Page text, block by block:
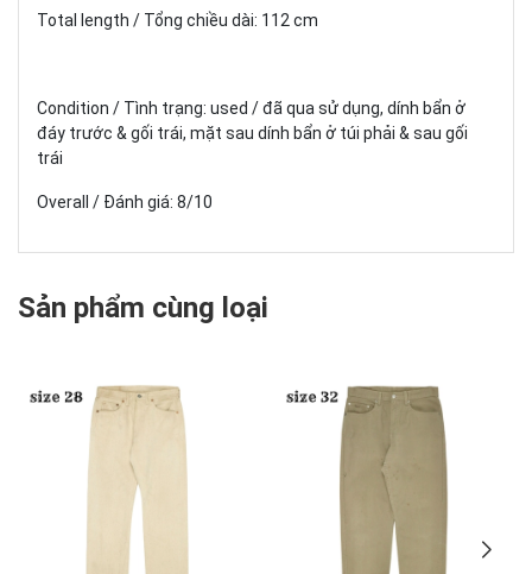
Total length / Tổng chiều dài: 112 cm
Condition / Tình trạng: used / đã qua sử dụng, dính bẩn ở
đáy trước & gối trái, mặt sau dính bẩn ở túi phải & sau gối
trái
Overall / Đánh giá: 8/10
Sản phẩm cùng loại